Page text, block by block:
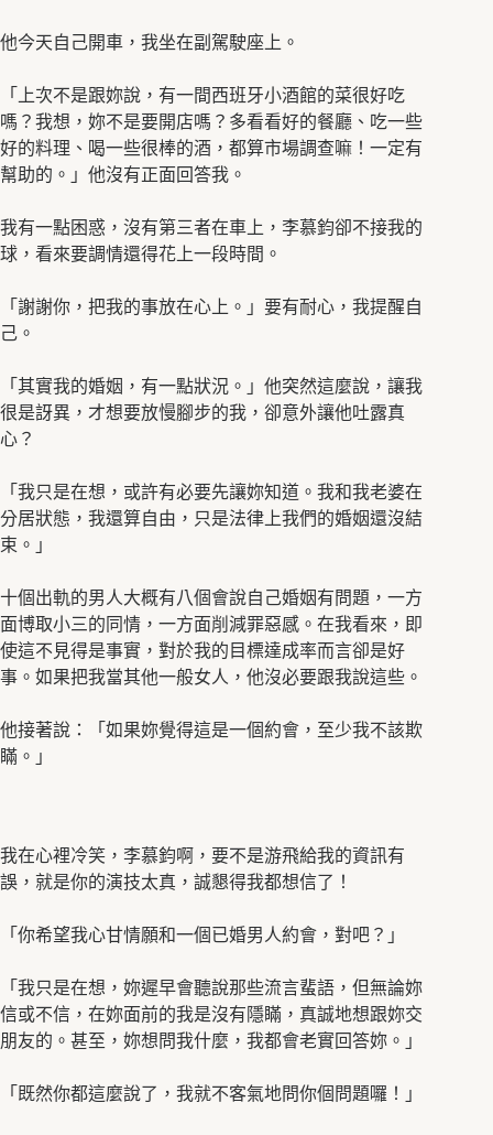
他今天自己開車，我坐在副駕駛座上。
「上次不是跟妳說，有一間西班牙小酒館的菜很好吃
嗎？我想，妳不是要開店嗎？多看看好的餐廳、吃一些
好的料理、喝一些很棒的酒，都算市場調查嘛！一定有
幫助的。」他沒有正面回答我。
我有一點困惑，沒有第三者在車上，李慕鈞卻不接我的
球，看來要調情還得花上一段時間。
「謝謝你，把我的事放在心上。」要有耐心，我提醒自
己。
「其實我的婚姻，有一點狀況。」他突然這麼說，讓我
很是訝異，才想要放慢腳步的我，卻意外讓他吐露真
心？
「我只是在想，或許有必要先讓妳知道。我和我老婆在
分居狀態，我還算自由，只是法律上我們的婚姻還沒結
束。」
十個出軌的男人大概有八個會說自己婚姻有問題，一方
面博取小三的同情，一方面削減罪惡感。在我看來，即
使這不見得是事實，對於我的目標達成率而言卻是好
事。如果把我當其他一般女人，他沒必要跟我說這些。
他接著說：「如果妳覺得這是一個約會，至少我不該欺
瞞。」
我在心裡冷笑，李慕鈞啊，要不是游飛給我的資訊有
誤，就是你的演技太真，誠懇得我都想信了！
「你希望我心甘情願和一個已婚男人約會，對吧？」
「我只是在想，妳遲早會聽說那些流言蜚語，但無論妳
信或不信，在妳面前的我是沒有隱瞞，真誠地想跟妳交
朋友的。甚至，妳想問我什麼，我都會老實回答妳。」
「既然你都這麼說了，我就不客氣地問你個問題囉！」